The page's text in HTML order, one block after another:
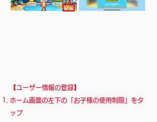
​【ユーザー情報の登録】
ホーム画面の左下の「お子様の使用制限」をタ
ップ